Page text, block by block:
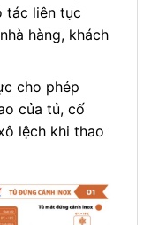
tác liên tục
hàng, khách
cho phép
của tủ, cố
lệch khi thao